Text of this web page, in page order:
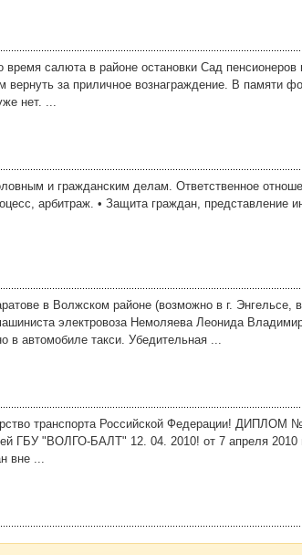
время салюта в районе остановки Сад
за приличное вознаграждение. В памяти
нет. ...
и гражданским делам. Ответственное
арбитраж. • Защита граждан, представление
в Волжском районе (возможно в г. Энгельсе,
электровоза Немоляева Леонида
в автомобиле такси. Убедительная ...
транспорта Российской Федерации!
ГБУ "ВОЛГО-БАЛТ" 12. 04. 2010! от 7 апреля
вне ...